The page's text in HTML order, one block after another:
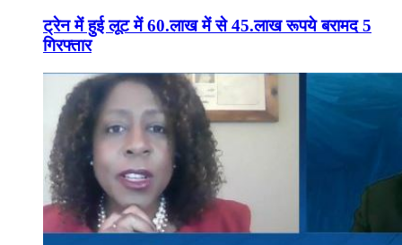
ट्रेन में हुई लूट में 60.लाख में से 45.लाख रूपये बरामद 5
गिरफ्तार